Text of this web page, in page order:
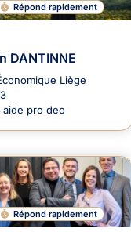
Répond rapidement
DANTINNE
Liège
aide pro deo
Répond rapidement